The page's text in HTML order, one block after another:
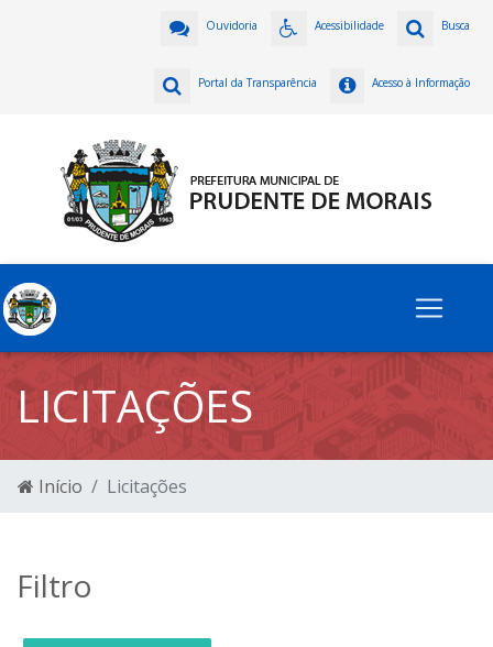
Busca
Acessibilidade
Ouvidoria
Acesso à Informação
Portal da Transparência
LICITAÇÕES
Início Licitações
Filtro